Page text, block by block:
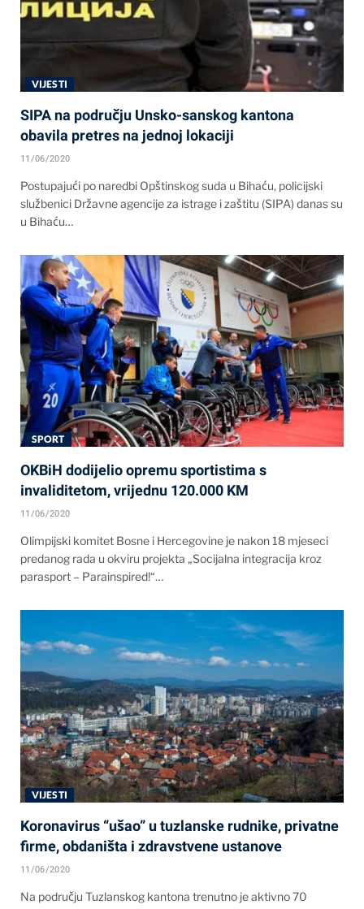
VIJESTI
SIPA na području Unsko-sanskog kantona
obavila pretres na jednoj lokaciji
11/06/2020
Postupajući po naredbi Opštinskog suda u Bihaću, policijski
službenici Državne agencije za istrage i zaštitu (SIPA) danas su
u Bihaću…
SPORT
OKBiH dodijelio opremu sportistima s
invaliditetom, vrijednu 120.000 KM
11/06/2020
Olimpijski komitet Bosne i Hercegovine je nakon 18 mjeseci
predanog rada u okviru projekta „Socijalna integracija kroz
parasport – Parainspired!“…
VIJESTI
Koronavirus “ušao” u tuzlanske rudnike, privatne
firme, obdaništa i zdravstvene ustanove
11/06/2020
Na području Tuzlanskog kantona trenutno je aktivno 70